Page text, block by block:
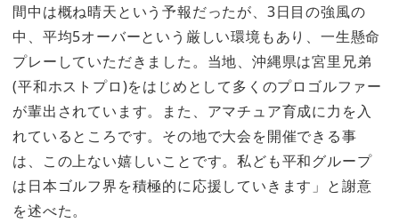
間中は概ね晴天という予報だったが、3日目の強風の
中、平均5オーバーという厳しい環境もあり、一生懸命
プレーしていただきました。当地、沖縄県は宮里兄弟
(平和ホストプロ)をはじめとして多くのプロゴルファー
が輩出されています。また、アマチュア育成に力を入
れているところです。その地で大会を開催できる事
は、この上ない嬉しいことです。私ども平和グループ
は日本ゴルフ界を積極的に応援していきます」と謝意
を述べた。